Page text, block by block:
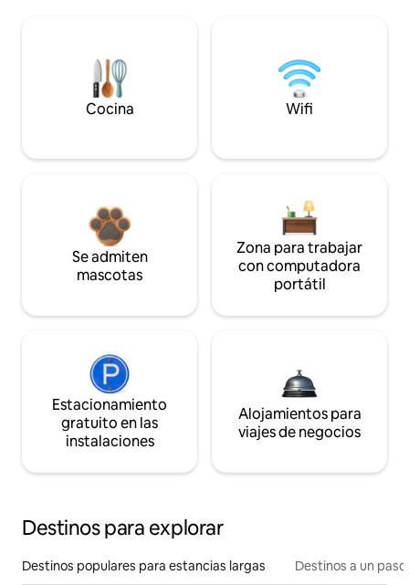
Cocina Wifi
Se admiten
mascotas
Zona para trabajar
con computadora
portátil
Estacionamiento
gratuito en las
instalaciones
Alojamientos para
viajes de negocios
Destinos para explorar
Destinos populares para estancias largas Destinos a un